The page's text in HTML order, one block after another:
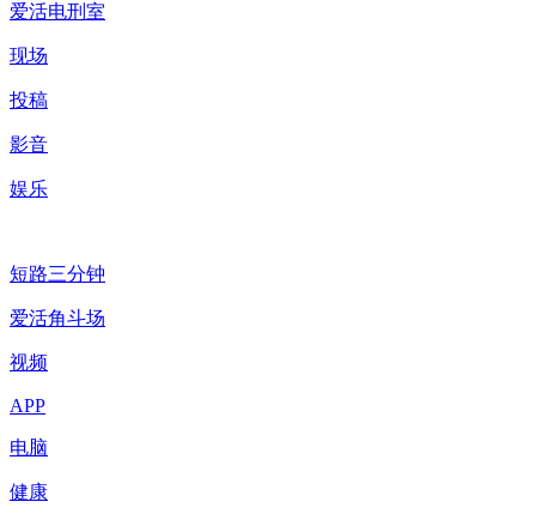
爱活电刑室
现场
投稿
影音
娱乐
短路三分钟
爱活角斗场
视频
APP
电脑
健康